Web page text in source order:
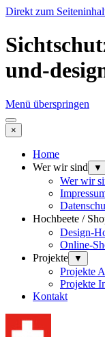
Direkt zum
und-
Menü überspringen
×
Home
Wer wir sind
▼
Wer wir
Hochbeete /
Design-
Online-
Projekte
▼
Projekte
Projekte
Kontakt